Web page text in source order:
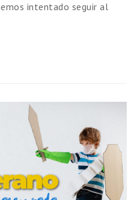
intentado seguir al